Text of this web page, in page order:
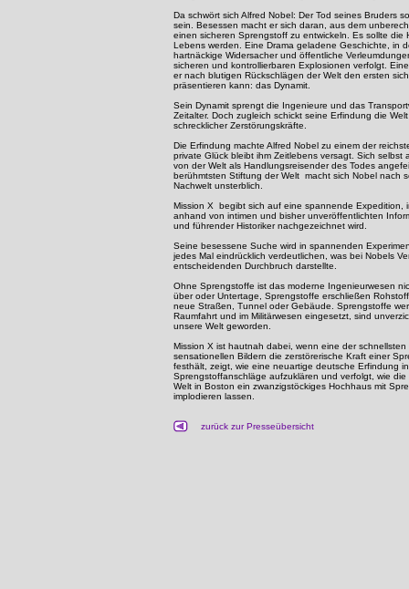
Da schwört sich Alfred Nobel: Der Tod seines Bruders
sein. Besessen macht er sich daran, aus dem
einen sicheren Sprengstoff zu entwickeln. Es sollte die
Lebens werden. Eine Drama geladene Geschichte, in
hartnäckige Widersacher und öffentliche
sicheren und kontrollierbaren Explosionen verfolgt.
er nach blutigen Rückschlägen der Welt den ersten
präsentieren kann: das Dynamit.
Sein Dynamit sprengt die Ingenieure und das
Zeitalter. Doch zugleich schickt seine Erfindung die
schrecklicher Zerstörungskräfte.
Die Erfindung machte Alfred Nobel zu einem der
private Glück bleibt ihm Zeitlebens versagt. Sich selbst
von der Welt als Handlungsreisender des Todes
berühmtsten Stiftung der Welt macht sich Nobel nach
Nachwelt unsterblich.
Mission X begibt sich auf eine spannende Expedition,
anhand von intimen und bisher unveröffentlichten
und führender Historiker nachgezeichnet wird.
Seine besessene Suche wird in spannenden
jedes Mal eindrücklich verdeutlichen, was bei Nobels
entscheidenden Durchbruch darstellte.
Ohne Sprengstoffe ist das moderne Ingenieurwesen
über oder Untertage, Sprengstoffe erschließen
neue Straßen, Tunnel oder Gebäude. Sprengstoffe
Raumfahrt und im Militärwesen eingesetzt, sind
unsere Welt geworden.
Mission X ist hautnah dabei, wenn eine der schnellsten
sensationellen Bildern die zerstörerische Kraft einer
festhält, zeigt, wie eine neuartige deutsche Erfindung
Sprengstoffanschläge aufzuklären und verfolgt, wie die
Welt in Boston ein zwanzigstöckiges Hochhaus mit
implodieren lassen.
zurück zur Presseübersicht